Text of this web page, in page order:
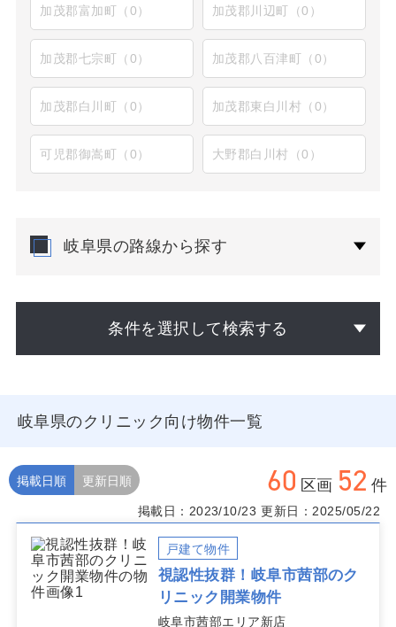
加茂郡富加町（0） 加茂郡川辺町（0）
加茂郡七宗町（0） 加茂郡八百津町（0）
加茂郡白川町（0） 加茂郡東白川村（0）
可児郡御嵩町（0） 大野郡白川村（0）
岐阜県の路線から探す
条件を選択して検索する
岐阜県のクリニック向け物件一覧
60 区画 52 件
掲載日順 更新日順
掲載日：2023/10/23 更新日：2025/05/22
戸建て物件
視認性抜群！岐阜市茜部のク
リニック開業物件
岐阜市茜部エリア新店